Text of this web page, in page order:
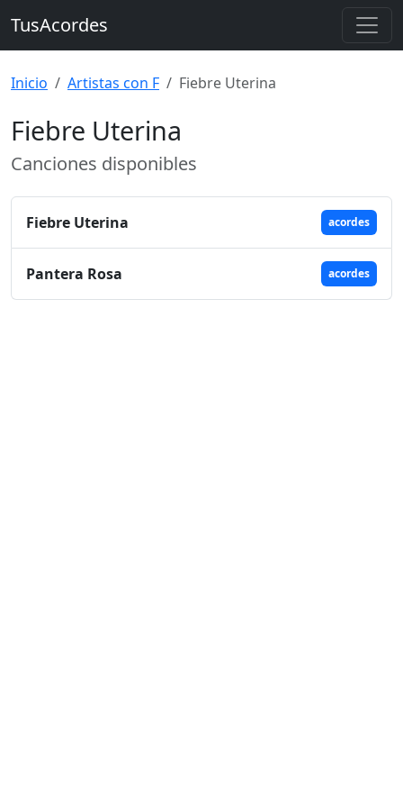
TusAcordes
Inicio Artistas con F Fiebre Uterina
Fiebre Uterina
Canciones disponibles
Fiebre Uterina acordes
Pantera Rosa acordes